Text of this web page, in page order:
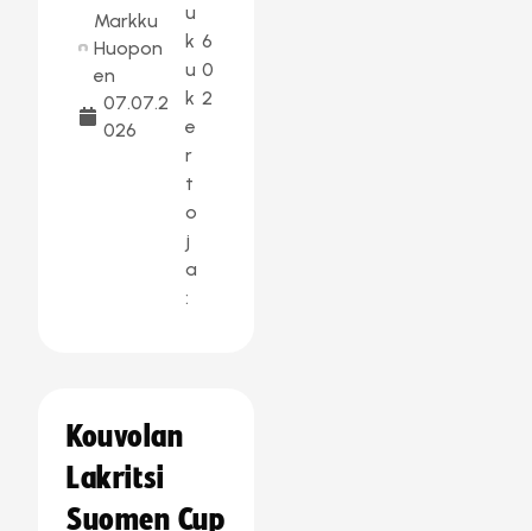
Markku
Huopon
en
07.07.2
026
u
k
u
k
e
r
t
o
j
a
:
6
0
2
Kouvolan
Lakritsi
Suomen Cup